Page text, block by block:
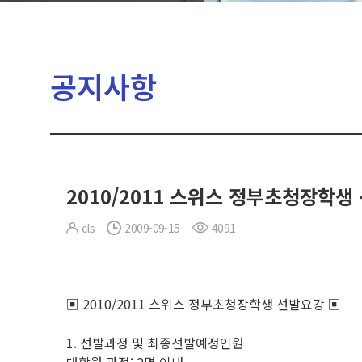
공지사항
2010/2011 스위스 정부초청장학생
cls 2009-09-15 4091
▣ 2010/2011 스위스 정부초청장학생 선발요강 ▣
1. 선발과정 및 최종선발예정인원